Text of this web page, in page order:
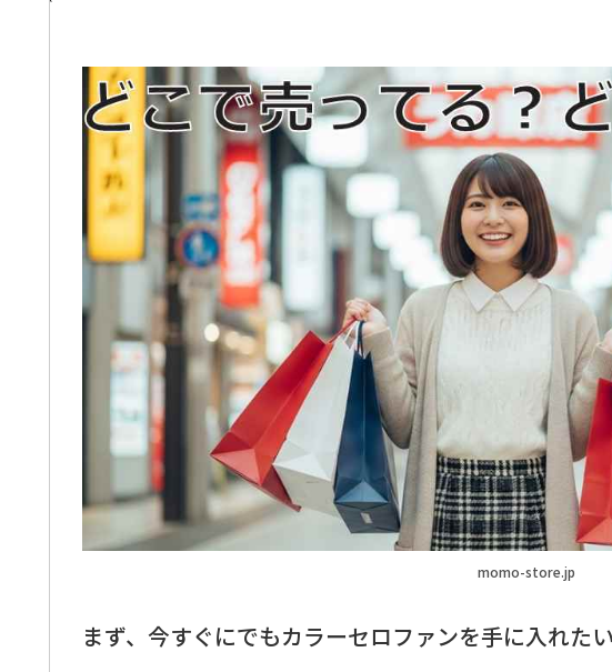
momo-store.jp
まず、今すぐにでもカラーセロファンを手に入れた